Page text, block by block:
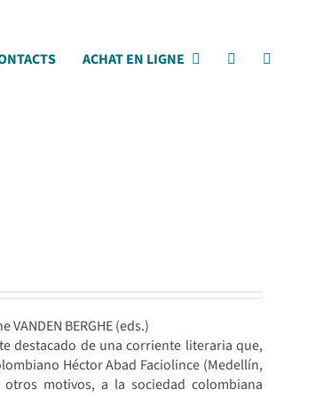
ACHAT EN LIGNE
VANDEN BERGHE (eds.)
destacado de una corriente literaria que,
Héctor Abad Faciolince (Medellín,
motivos, a la sociedad colombiana